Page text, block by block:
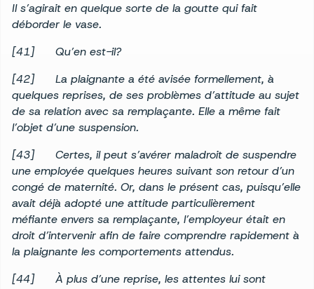
Il s’agirait en quelque sorte de la goutte qui fait
déborder le vase.
[41]
Qu’en est-il?
[42]
La plaignante a été avisée formellement, à
quelques reprises, de ses problèmes d’attitude au sujet
de sa relation avec sa remplaçante. Elle a même fait
l’objet d’une suspension.
[43]
Certes, il peut s’avérer maladroit de suspendre
une employée quelques heures suivant son retour d’un
congé de maternité. Or, dans le présent cas, puisqu’elle
avait déjà adopté une attitude particulièrement
méfiante envers sa remplaçante, l’employeur était en
droit d’intervenir afin de faire comprendre rapidement à
la plaignante les comportements attendus.
[44]
À plus d’une reprise, les attentes lui sont